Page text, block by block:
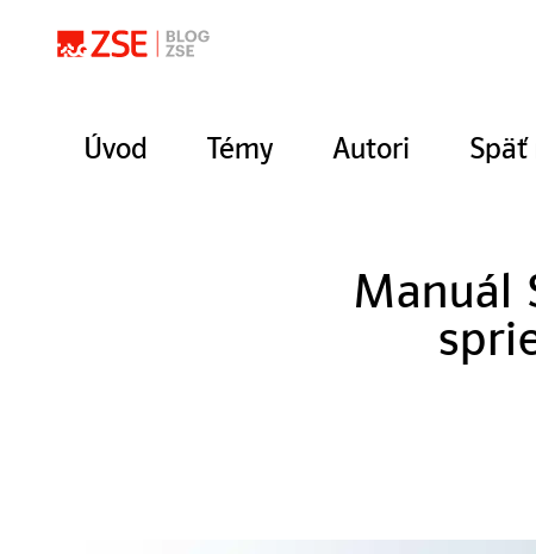
Úvod Témy Autori Späť
Manuál